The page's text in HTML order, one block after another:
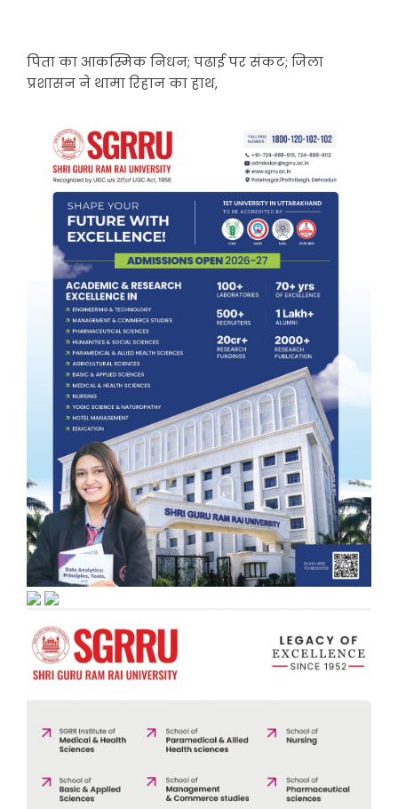
पिता का आकस्मिक निधन; पढाई पर संकट; जिला
प्रशासन ने थामा रिहान का हाथ,